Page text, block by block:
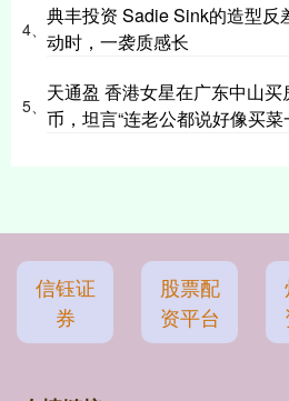
4、
典丰投资 Sadie Sink的造型反
动时，一袭质感长
5、
天通盈 香港女星在广东中山
币，坦言“连老公都说好像买菜
信钰证
券
股票配
资平台